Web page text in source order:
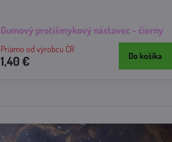
Gumový protišmykový nástavec - čierny
Priamo od výrobcu ČR
1,40 € Do košíka